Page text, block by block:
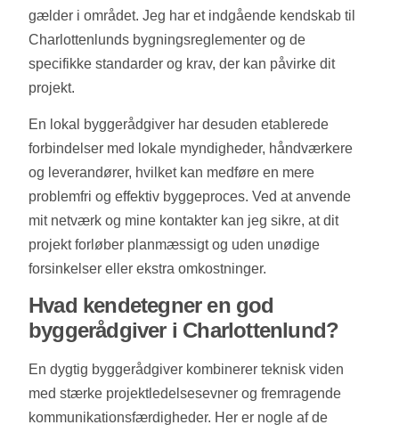
gælder i området. Jeg har et indgående kendskab til
Charlottenlunds bygningsreglementer og de
specifikke standarder og krav, der kan påvirke dit
projekt.
En lokal byggerådgiver har desuden etablerede
forbindelser med lokale myndigheder, håndværkere
og leverandører, hvilket kan medføre en mere
problemfri og effektiv byggeproces. Ved at anvende
mit netværk og mine kontakter kan jeg sikre, at dit
projekt forløber planmæssigt og uden unødige
forsinkelser eller ekstra omkostninger.
Hvad kendetegner en god
byggerådgiver i Charlottenlund?
En dygtig byggerådgiver kombinerer teknisk viden
med stærke projektledelsesevner og fremragende
kommunikationsfærdigheder. Her er nogle af de